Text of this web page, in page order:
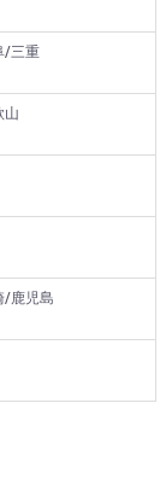
/三重
山
/鹿児島